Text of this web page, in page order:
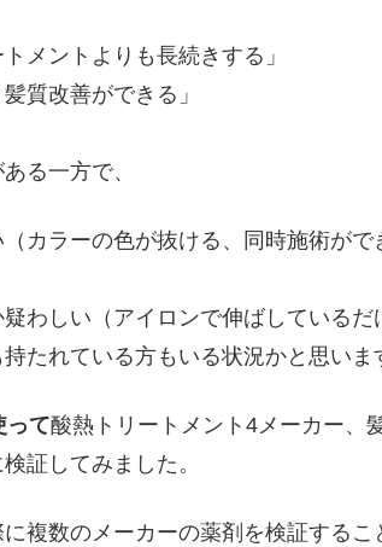
メントよりも長続きする」
質改善ができる」
る一方で、
カラーの色が抜ける、同時施術がで
わしい（アイロンで伸ばしているだ
たれている方もいる状況かと思いま
って酸熱トリートメント4メーカー、
証してみました。
複数のメーカーの薬剤を検証する